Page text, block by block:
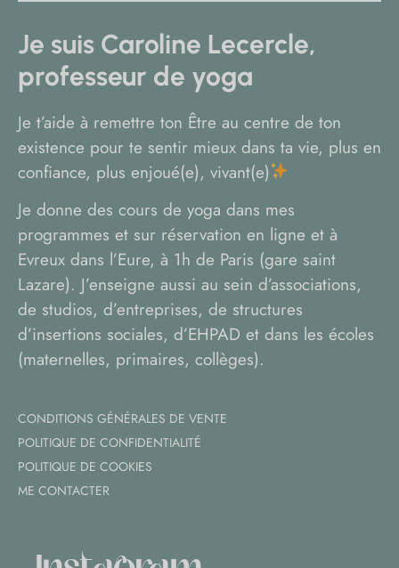
Je suis Caroline Lecercle,
professeur de yoga
Je t’aide à remettre ton Être au centre de ton
existence pour te sentir mieux dans ta vie, plus en
confiance, plus enjoué(e), vivant(e)
Je donne des cours de yoga dans mes
programmes et sur réservation en ligne et à
Evreux dans l’Eure, à 1h de Paris (gare saint
Lazare). J’enseigne aussi au sein d’associations,
de studios, d’entreprises, de structures
d’insertions sociales, d’EHPAD et dans les écoles
(maternelles, primaires, collèges).
CONDITIONS GÉNÉRALES DE VENTE
POLITIQUE DE CONFIDENTIALITÉ
POLITIQUE DE COOKIES
ME CONTACTER